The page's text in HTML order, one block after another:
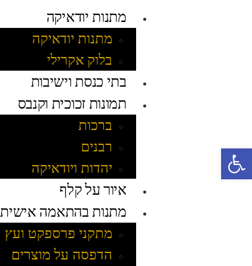
מתנות יודאיקה
מתנות יודאיקה
בלוק אקרילי
בתי כנסת וישיבות
תמונות זכוכית וקנבס
ברכות
רבנים
יהדות ויודאיקה
איור על קלף
מתנות בהתאמה אישית
מתקני פרספקט ועץ
הדפסה על מוצרים
פתח סרגל נגישות